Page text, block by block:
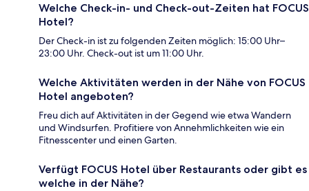
Welche Check-in- und Check-out-Zeiten hat FOCUS
Hotel?
Der Check-in ist zu folgenden Zeiten möglich: 15:00 Uhr–
23:00 Uhr. Check-out ist um 11:00 Uhr.
Welche Aktivitäten werden in der Nähe von FOCUS
Hotel angeboten?
Freu dich auf Aktivitäten in der Gegend wie etwa Wandern
und Windsurfen. Profitiere von Annehmlichkeiten wie ein
Fitnesscenter und einen Garten.
Verfügt FOCUS Hotel über Restaurants oder gibt es
welche in der Nähe?